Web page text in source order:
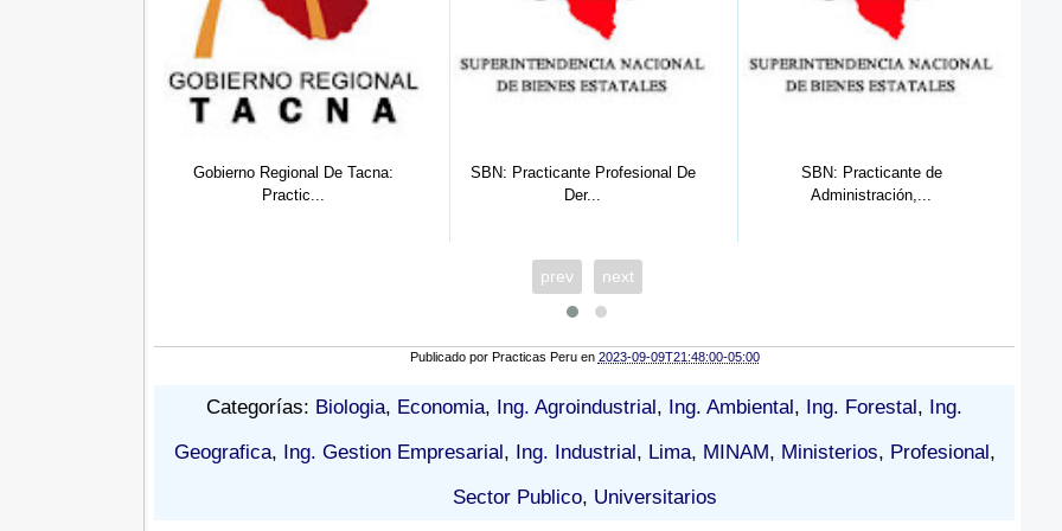
SBN: Practicante Profesional De
Der...
SBN: Practicante de
Administración,...
SUNARP AREQUIPA: Practicante de
Ing...
prev next
Publicado por Practicas Peru en 2023-09-09T21:48:00-05:00
Categorías: Biologia, Economia, Ing. Agroindustrial, Ing. Ambiental, Ing. Forestal, Ing.
Geografica, Ing. Gestion Empresarial, Ing. Industrial, Lima, MINAM, Ministerios, Profesional,
Sector Publico, Universitarios